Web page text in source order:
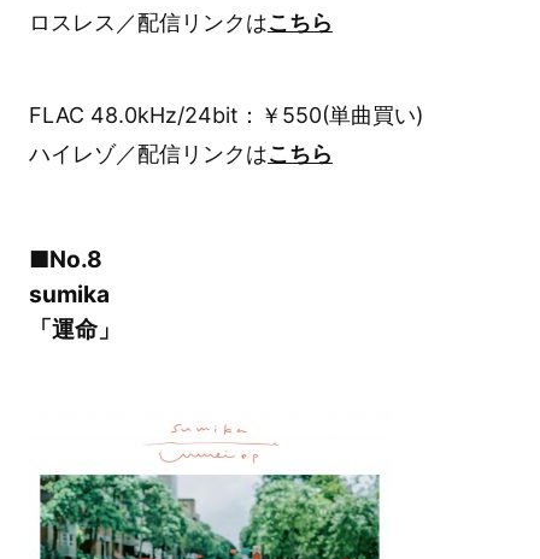
ロスレス／配信リンクはこちら
FLAC 48.0kHz/24bit：￥550(単曲買い)
ハイレゾ／配信リンクはこちら
■No.8
sumika
「運命」